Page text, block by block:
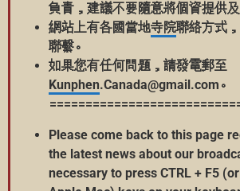
負責，建議不要隨意將個資提供及
網站上有各國當地寺院聯絡方式
聯繫。
如果您有任何問題，請發電郵至
Kunphen.Canada@gmail.com。
Please come back to this page
the latest news about our
necessary to press CTRL + F5